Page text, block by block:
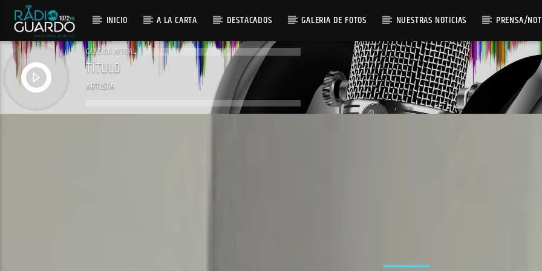
INICIO A LA CARTA DESTACADOS GALERIA DE FOTOS NUESTRAS NOTICIAS PRENSA/
CANCIÓN ACTUAL
TÍTULO
ARTISTA